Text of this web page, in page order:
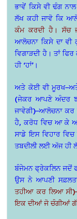
ਭਾਵੇਂ ਕਿਸੇ ਵੀ ਢੰਗ
ਲੱਖ ਕਹੀ ਜਾਵੋ ਕਿ
ਕੰਮ ਕਰਦੀ ਹੈ। ਸੱਚ
ਆਲੋਚਨਾ ਕਿਸੇ ਦਾ ਵੀ
ਵਿਗਾੜਦੀ ਹੈ। ਤਾਂ
ਹੀ ‘ਹਾਂ’।
ਅਤੇ ਕੋਈ ਵੀ ਮੂਰਖ–ਅਤੇ
(ਜੇਕਰ ਆਪਣੇ ਅੰਦਰ
ਜਾਵੇਗੀ)–ਆਲੋਚਨਾ
ਹੈ, ਕਰੋਧ ਵਿਚ ਆ ਕੇ
ਸਾਡੇ ਇਸ ਵਿਹਾਰ ਵਿਚ
ਤਬਦੀਲੀ ਲਈ ਅੱਜ ਹੀ
ਬੰਜੇਮਨ ਫ੍ਰੇਕਲਿਨ ਜਦੋਂ
ਉਸ ਨੇ ਆਪਣੀ
ਤਹੀਆ ਕਰ ਲਿਆ
ਇਕ ਦੀਆਂ ਜੋ ਚੰਗੀਆਂ